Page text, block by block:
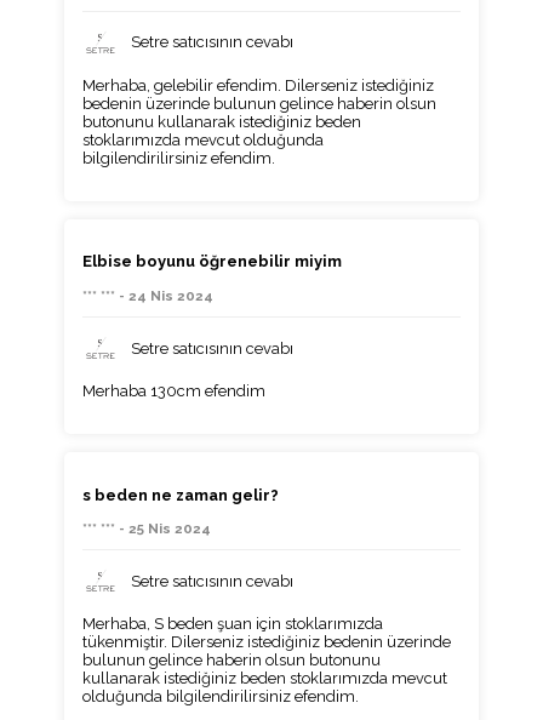
Setre satıcısının cevabı
Merhaba, gelebilir efendim. Dilerseniz istediğiniz
bedenin üzerinde bulunun gelince haberin olsun
butonunu kullanarak istediğiniz beden
stoklarımızda mevcut olduğunda
bilgilendirilirsiniz efendim.
Elbise boyunu öğrenebilir miyim
*** *** - 24 Nis 2024
Setre satıcısının cevabı
Merhaba 130cm efendim
s beden ne zaman gelir?
*** *** - 25 Nis 2024
Setre satıcısının cevabı
Merhaba, S beden şuan için stoklarımızda
tükenmiştir. Dilerseniz istediğiniz bedenin üzerinde
bulunun gelince haberin olsun butonunu
kullanarak istediğiniz beden stoklarımızda mevcut
olduğunda bilgilendirilirsiniz efendim.